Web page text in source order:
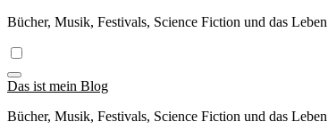
Bücher, Musik, Festivals, Science Fiction und das
Das ist mein Blog
Bücher, Musik, Festivals, Science Fiction und das